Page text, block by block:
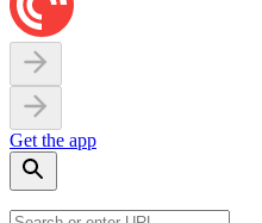
Get the app